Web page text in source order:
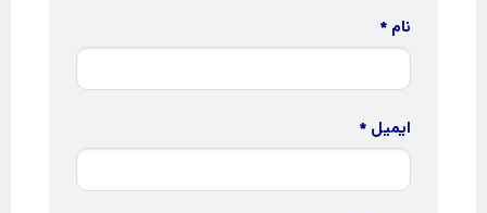
نام *
ایمیل *